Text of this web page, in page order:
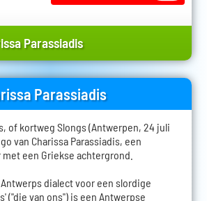
Parassiadis
Parassiadis
of kortweg Slongs (Antwerpen, 24 juli
van Charissa Parassiadis, een
een Griekse achtergrond.
dialect voor een slordige
("die van ons") is een Antwerpse